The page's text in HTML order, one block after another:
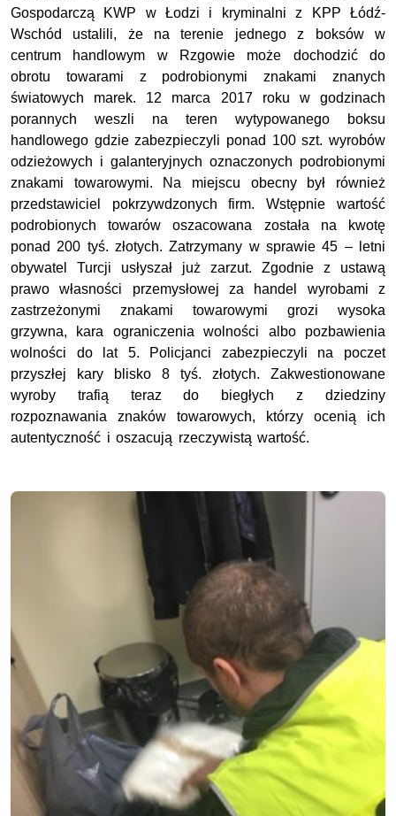
Gospodarczą KWP w Łodzi i kryminalni z KPP Łódź-
Wschód ustalili, że na terenie jednego z boksów w
centrum handlowym w Rzgowie może dochodzić do
obrotu towarami z podrobionymi znakami znanych
światowych marek. 12 marca 2017 roku w godzinach
porannych weszli na teren wytypowanego boksu
handlowego gdzie zabezpieczyli ponad 100 szt. wyrobów
odzieżowych i galanteryjnych oznaczonych podrobionymi
znakami towarowymi. Na miejscu obecny był również
przedstawiciel pokrzywdzonych firm. Wstępnie wartość
podrobionych towarów oszacowana została na kwotę
ponad 200 tyś. złotych. Zatrzymany w sprawie 45 – letni
obywatel Turcji usłyszał już zarzut. Zgodnie z ustawą
prawo własności przemysłowej za handel wyrobami z
zastrzeżonymi znakami towarowymi grozi wysoka
grzywna, kara ograniczenia wolności albo pozbawienia
wolności do lat 5. Policjanci zabezpieczyli na poczet
przyszłej kary blisko 8 tyś. złotych. Zakwestionowane
wyroby trafią teraz do biegłych z dziedziny
rozpoznawania znaków towarowych, którzy ocenią ich
autentyczność i oszacują rzeczywistą wartość.